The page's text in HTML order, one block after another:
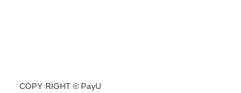
COPY RIGHT ©PayU